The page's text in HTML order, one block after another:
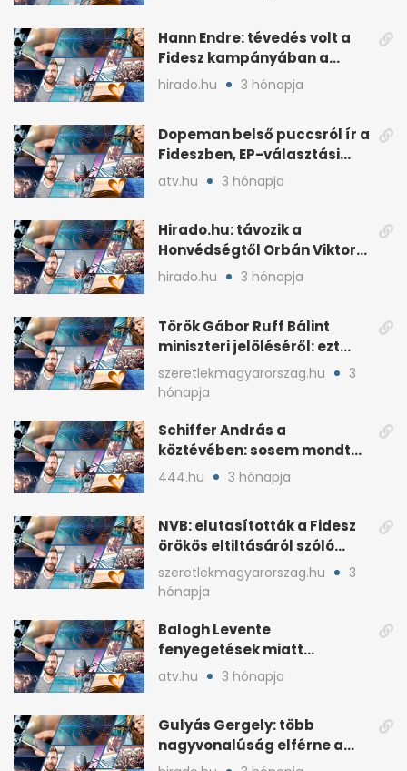
Hann Endre: tévedés volt a
Fidesz kampányában a
háborús veszély
hirado.hu 3 hónapja
Dopeman belső puccsról ír a
Fideszben, EP-választási
árral
atv.hu 3 hónapja
Hirado.hu: távozik a
Honvédségtől Orbán Viktor
fia, Orbán Gáspár
hirado.hu 3 hónapja
Török Gábor Ruff Bálint
miniszteri jelöléséről: ezt
írta a posztjában
szeretlekmagyarorszag.hu
3
hónapja
Schiffer András a
köztévében: sosem mondta,
ki fog nyerni
444.hu 3 hónapja
NVB: elutasították a Fidesz
örökös eltiltásáról szóló
népszavazást
szeretlekmagyarorszag.hu
3
hónapja
Balogh Levente
fenyegetések miatt
lemondta erdélyi előadás-
atv.hu 3 hónapja
Gulyás Gergely: több
nagyvonalúság elférne a
kétharmados győztesekben